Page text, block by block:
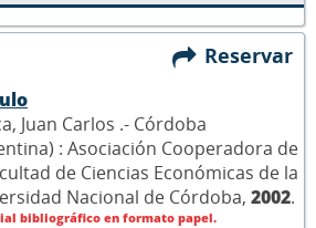
Reservar
Juan Carlos .- Córdoba
: Asociación Cooperadora de
de Ciencias Económicas de la
Nacional de Córdoba, 2002.
bibliográfico en formato papel.